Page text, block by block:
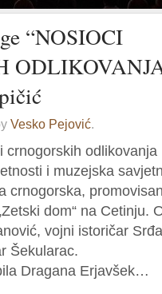
“NOSIOCI
Vesko Pejović.
crnogorskih odlikovanja
i muzejska
crnogorska,
dom“ na Cetinju.
vojni istoričar
Šekularac.
Dragana Erjavšek…